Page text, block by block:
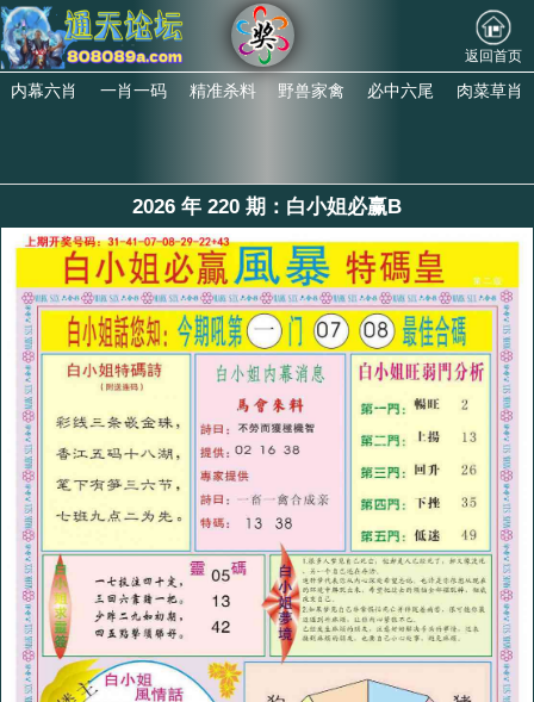
返回首页
内幕六肖 一肖一码 精准杀料 野兽家禽 必中六尾 肉菜草肖
2026 年 220 期：白小姐必赢B